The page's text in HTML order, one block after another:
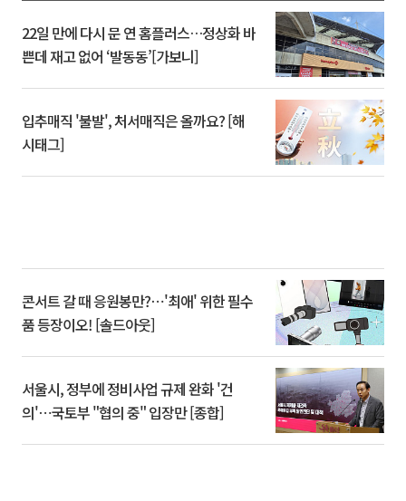
22일 만에 다시 문 연 홈플러스…정상화 바
쁜데 재고 없어 ‘발동동’[가보니]
입추매직 '불발', 처서매직은 올까요? [해
시태그]
콘서트 갈 때 응원봉만?⋯'최애' 위한 필수
품 등장이오! [솔드아웃]
서울시, 정부에 정비사업 규제 완화 '건
의'⋯국토부 "협의 중" 입장만 [종합]